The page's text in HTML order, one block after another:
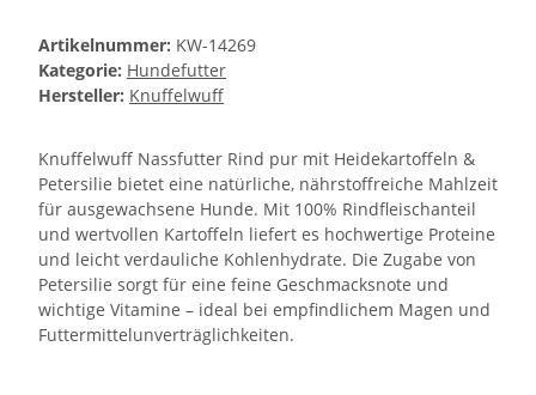
Artikelnummer: KW-14269
Kategorie: Hundefutter
Hersteller: Knuffelwuff
Knuffelwuff Nassfutter Rind pur mit Heidekartoffeln &
Petersilie bietet eine natürliche, nährstoffreiche Mahlzeit
für ausgewachsene Hunde. Mit 100% Rindfleischanteil
und wertvollen Kartoffeln liefert es hochwertige Proteine
und leicht verdauliche Kohlenhydrate. Die Zugabe von
Petersilie sorgt für eine feine Geschmacksnote und
wichtige Vitamine – ideal bei empfindlichem Magen und
Futtermittelunverträglichkeiten.